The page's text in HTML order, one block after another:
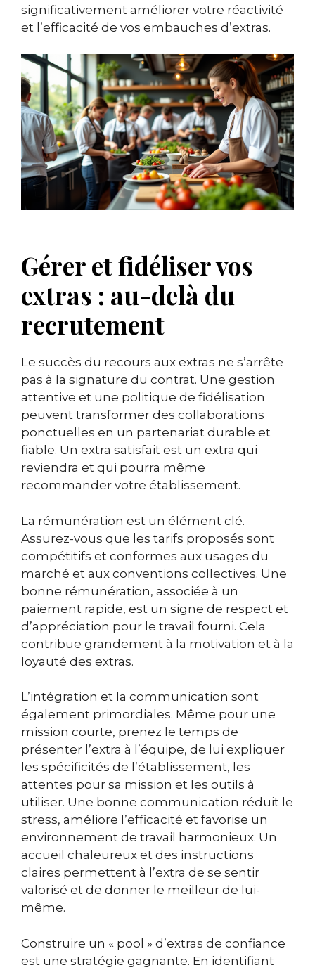
significativement améliorer votre réactivité
et l’efficacité de vos embauches d’extras.
Gérer et fidéliser vos
extras : au-delà du
recrutement
Le succès du recours aux extras ne s’arrête
pas à la signature du contrat. Une gestion
attentive et une politique de fidélisation
peuvent transformer des collaborations
ponctuelles en un partenariat durable et
fiable. Un extra satisfait est un extra qui
reviendra et qui pourra même
recommander votre établissement.
La rémunération est un élément clé.
Assurez-vous que les tarifs proposés sont
compétitifs et conformes aux usages du
marché et aux conventions collectives. Une
bonne rémunération, associée à un
paiement rapide, est un signe de respect et
d’appréciation pour le travail fourni. Cela
contribue grandement à la motivation et à la
loyauté des extras.
L’intégration et la communication sont
également primordiales. Même pour une
mission courte, prenez le temps de
présenter l’extra à l’équipe, de lui expliquer
les spécificités de l’établissement, les
attentes pour sa mission et les outils à
utiliser. Une bonne communication réduit le
stress, améliore l’efficacité et favorise un
environnement de travail harmonieux. Un
accueil chaleureux et des instructions
claires permettent à l’extra de se sentir
valorisé et de donner le meilleur de lui-
même.
Construire un « pool » d’extras de confiance
est une stratégie gagnante. En identifiant